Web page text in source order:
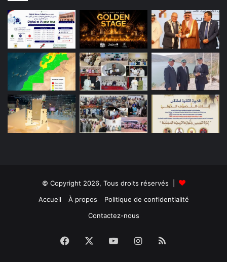
© Copyright 2026, Tous droits réservés |
Accueil
À propos
Politique de confidentialité
Contactez-nous
Facebook YouTubeInstagram